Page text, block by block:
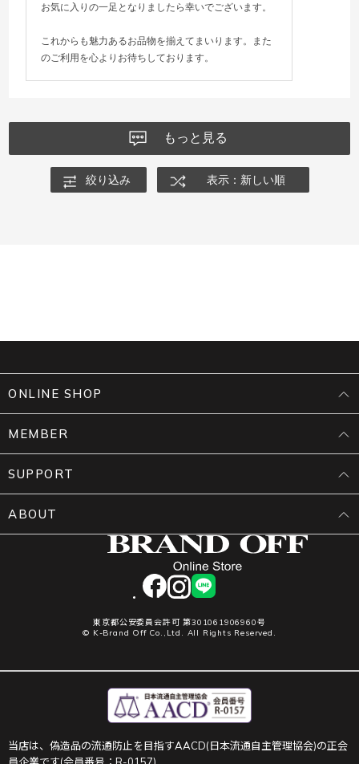
お気に入りの一足となりましたら幸いでございます。
これからも魅力あるお品物を揃えてまいります。また
のご利用を心よりお待ちしております。
もっと見る
絞り込み 表示：新しい順
facebookinstagram
LINE
東京都公安委員会許可 第301061906960号
© K-Brand Off Co.,Ltd. All Rights Reserved.
ONLINE SHOP
MEMBER
SUPPORT
ABOUT
当店は、偽造品の流通防止を目指すAACD(日本流通自主管理協会)の正会